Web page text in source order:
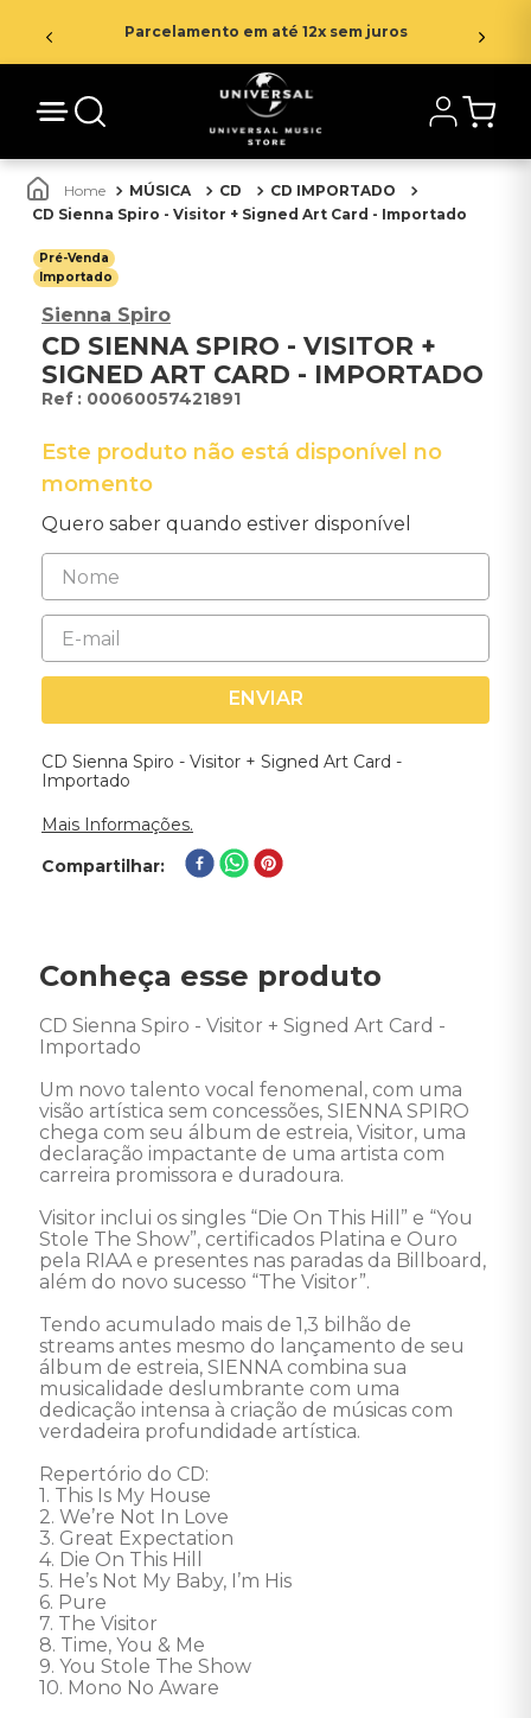
Parcelamento em até 12x sem juros
MÚSICA CD
CD IMPORTADO
CD Sienna Spiro - Visitor + Signed Art Card - Importado
Pré-Venda
Importado
Sienna Spiro
CD SIENNA SPIRO - VISITOR +
SIGNED ART CARD - IMPORTADO
: 00060057421891
Este produto não está disponível no
momento
Quero saber quando estiver disponível
ENVIAR
CD Sienna Spiro - Visitor + Signed Art Card -
Importado
Mais Informações.
Compartilhar
Conheça esse produto
CD Sienna Spiro - Visitor + Signed Art Card -
Importado
Um novo talento vocal fenomenal, com uma
visão artística sem concessões, SIENNA SPIRO
chega com seu álbum de estreia, Visitor, uma
declaração impactante de uma artista com
carreira promissora e duradoura.
Visitor inclui os singles “Die On This Hill” e “You
Stole The Show”, certificados Platina e Ouro
pela RIAA e presentes nas paradas da Billboard,
além do novo sucesso “The Visitor”.
Tendo acumulado mais de 1,3 bilhão de
streams antes mesmo do lançamento de seu
álbum de estreia, SIENNA combina sua
musicalidade deslumbrante com uma
dedicação intensa à criação de músicas com
verdadeira profundidade artística.
Repertório do CD:
1. This Is My House
2. We’re Not In Love
3. Great Expectation
4. Die On This Hill
5. He’s Not My Baby, I’m His
6. Pure
7. The Visitor
8. Time, You & Me
9. You Stole The Show
10. Mono No Aware